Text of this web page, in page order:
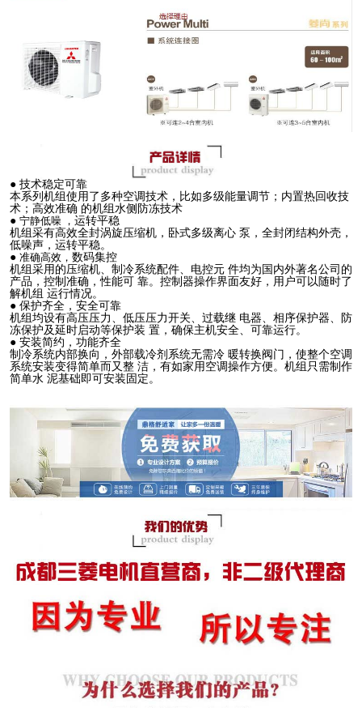
● 技术稳定可靠
本系列机组使用了多种空调技术，比如多级能量调节；内置热回收技
术；高效准确 的机组水侧防冻技术
● 宁静低噪 ， 运转平稳
机组采有高效全封涡旋压缩机，卧式多级离心 泵，全封闭结构外壳，
低噪声，运转平稳。
● 准确高效， 数码集控
机组采用的压缩机、制冷系统配件、电控元 件均为国内外著名公司的
产品，控制准确，性能可 靠。控制器操作界面友好，用户可以随时了
解机组 运行情况。
● 保护齐全，安全可靠
机组均设有高压压力、低压压力开关、过载继 电器、相序保护器、防
冻保护及延时启动等保护装 置，确保主机安全、可靠运行。
● 安装简约，功能齐全
制冷系统内部换向，外部载冷剂系统无需冷 暖转换阀门，使整个空调
系统安装变得简单而又整 洁，有如家用空调操作方便。机组只需制作
简单水 泥基础即可安装固定。